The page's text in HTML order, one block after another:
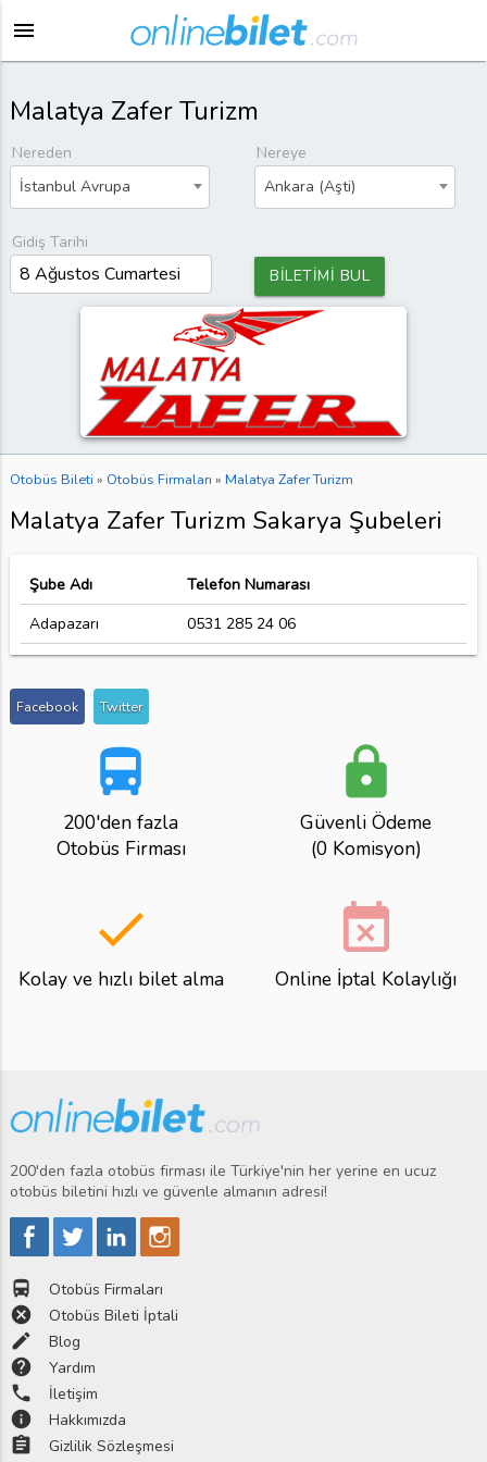
menu
Malatya Zafer Turizm
Nereden
İstanbul Avrupa
Nereye
Ankara (Aşti)
Gidiş Tarihi
BİLETİMİ BUL
Otobüs Bileti » Otobüs Firmaları » Malatya Zafer Turizm
Malatya Zafer Turizm Sakarya Şubeleri
Şube Adı
Telefon Numarası
Adapazarı
0531 285 24 06
Facebook Twitter
directions_bus
200'den fazla
Otobüs Firması
lock
Güvenli Ödeme
(0 Komisyon)
done
Kolay ve hızlı bilet alma
event_busy
Online İptal Kolaylığı
200'den fazla otobüs firması ile Türkiye'nin her yerine en ucuz
otobüs biletini hızlı ve güvenle almanın adresi!
directions_bus Otobüs Firmaları
cancel Otobüs Bileti İptali
edit Blog
help Yardım
phone İletişim
info Hakkımızda
assignment Gizlilik Sözleşmesi